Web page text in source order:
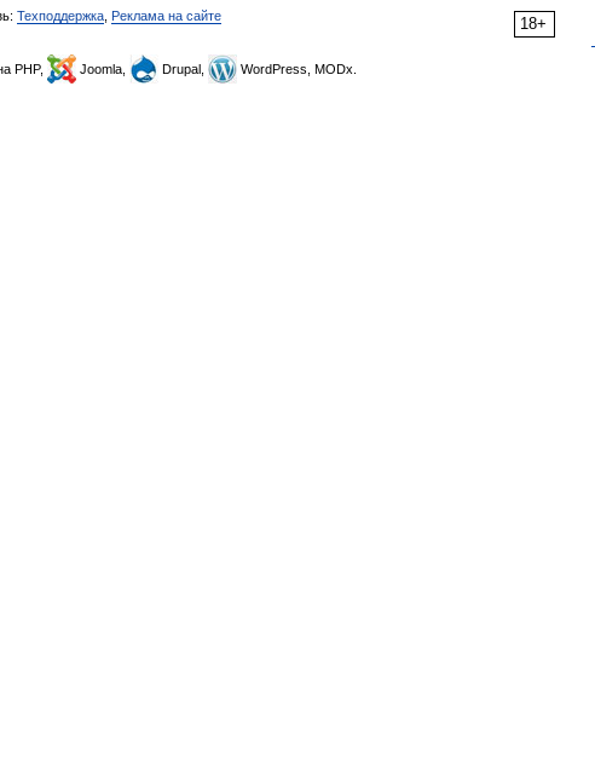
18+
Техподдержка Реклама на сайте
PHP, Joomla, Drupal, WordPress, MODx.